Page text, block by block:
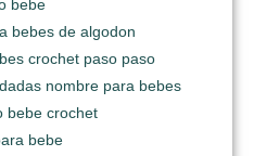
bebe
bebes de algodon
crochet paso paso
nombre para bebes
bebe crochet
bebe